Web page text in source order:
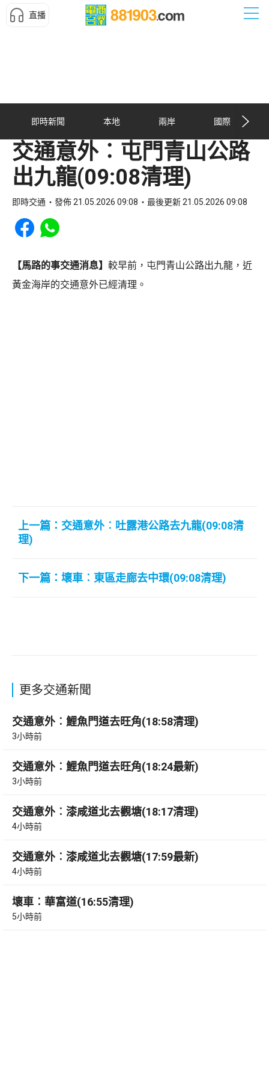
直播
即時新聞 本地 兩岸 國際
交通意外︰屯門青山公路
出九龍(09:08清理)
即時交通 發佈 21.05.2026 09:08 最後更新 21.05.2026 09:08
Share to Facebook
Share to WhatsApp
【馬路的事交通消息】 較早前，屯門青山公路出九龍，近
黃金海岸的交通意外已經清理。
上一篇：交通意外︰吐露港公路去九龍(09:08清
理)
下一篇：壞車︰東區走廊去中環(09:08清理)
更多交通新聞
交通意外︰鯉魚門道去旺角(18:58清理)
3小時前
交通意外︰鯉魚門道去旺角(18:24最新)
3小時前
交通意外︰漆咸道北去觀塘(18:17清理)
4小時前
交通意外︰漆咸道北去觀塘(17:59最新)
4小時前
壞車︰華富道(16:55清理)
5小時前